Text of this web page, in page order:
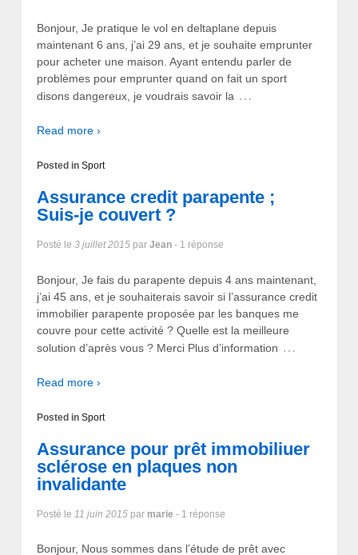
Bonjour, Je pratique le vol en deltaplane depuis
maintenant 6 ans, j’ai 29 ans, et je souhaite emprunter
pour acheter une maison. Ayant entendu parler de
problèmes pour emprunter quand on fait un sport
disons dangereux, je voudrais savoir la …
Read more ›
Posted in Sport
Assurance credit parapente ;
Suis-je couvert ?
Posté le 3 juillet 2015 par Jean - 1 réponse
Bonjour, Je fais du parapente depuis 4 ans maintenant,
j’ai 45 ans, et je souhaiterais savoir si l’assurance credit
immobilier parapente proposée par les banques me
couvre pour cette activité ? Quelle est la meilleure
solution d’après vous ? Merci Plus d’information …
Read more ›
Posted in Sport
Assurance pour prêt immobiliuer
sclérose en plaques non
invalidante
Posté le 11 juin 2015 par marie - 1 réponse
Bonjour, Nous sommes dans l’étude de prêt avec